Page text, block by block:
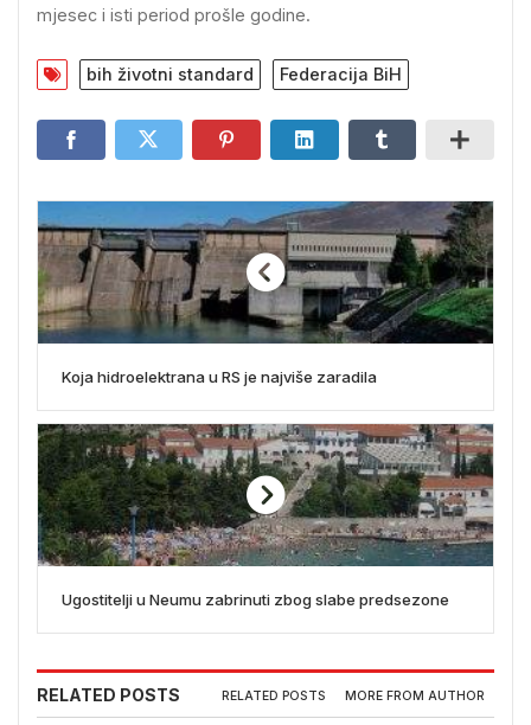
mjesec i isti period prošle godine.
bih životni standard Federacija BiH
Koja hidroelektrana u RS je najviše zaradila
Ugostitelji u Neumu zabrinuti zbog slabe predsezone
RELATED POSTS RELATED POSTS MORE FROM AUTHOR